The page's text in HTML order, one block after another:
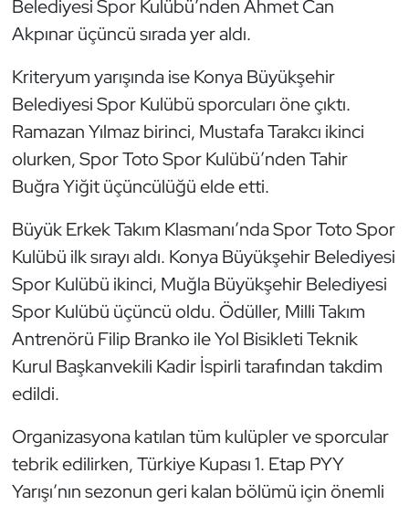
Belediyesi Spor Kulübü’nden Ahmet Can
Akpınar üçüncü sırada yer aldı.
Kriteryum yarışında ise Konya Büyükşehir
Belediyesi Spor Kulübü sporcuları öne çıktı.
Ramazan Yılmaz birinci, Mustafa Tarakcı ikinci
olurken, Spor Toto Spor Kulübü’nden Tahir
Buğra Yiğit üçüncülüğü elde etti.
Büyük Erkek Takım Klasmanı’nda Spor Toto Spor
Kulübü ilk sırayı aldı. Konya Büyükşehir Belediyesi
Spor Kulübü ikinci, Muğla Büyükşehir Belediyesi
Spor Kulübü üçüncü oldu. Ödüller, Milli Takım
Antrenörü Filip Branko ile Yol Bisikleti Teknik
Kurul Başkanvekili Kadir İspirli tarafından takdim
edildi.
Organizasyona katılan tüm kulüpler ve sporcular
tebrik edilirken, Türkiye Kupası 1. Etap PYY
Yarışı’nın sezonun geri kalan bölümü için önemli